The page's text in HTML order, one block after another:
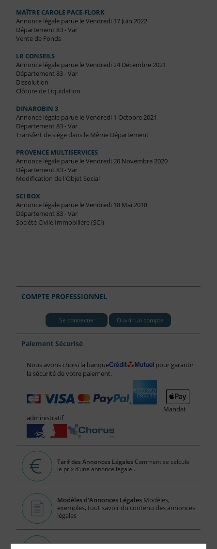
MAÎTRE CAROLE PACE-FLORK
Annonce légale parue le Vendredi 17 Juin 2022
Département 83 - Var
Vente de Fonds
LR CONSEILS
Annonce légale parue le Vendredi 24 Décembre 2021
Département 83 - Var
Dissolution
Clôture de Liquidation
DINAROBIN 3
Annonce légale parue le Vendredi 1 Octobre 2021
Département 83 - Var
Transfert de siège dans le Même Département
PROVENCE MULTISERVICES
Annonce légale parue le Vendredi 20 Novembre 2020
Département 83 - Var
Modification de l'Objet Social
SCI BOX
Annonce légale parue le Vendredi 18 Mai 2018
Département 83 - Var
Société Civile Immobilière (SCI)
COMPTE PROFESSIONNEL
Se connecter Ouvrir un compte
Paiement Sécurisé
Nous avons choisi la banque
pour garantir
la sécurité de votre paiement.
Mandat
administratif
Tarif des Annonces Légales Comment se calcule
le prix d’une annonce légale...
Modèles d'Annonces Légales Modèles,
exemples, tout savoir du contenu des annonces
légales
Consulter les annonces légales en ligne